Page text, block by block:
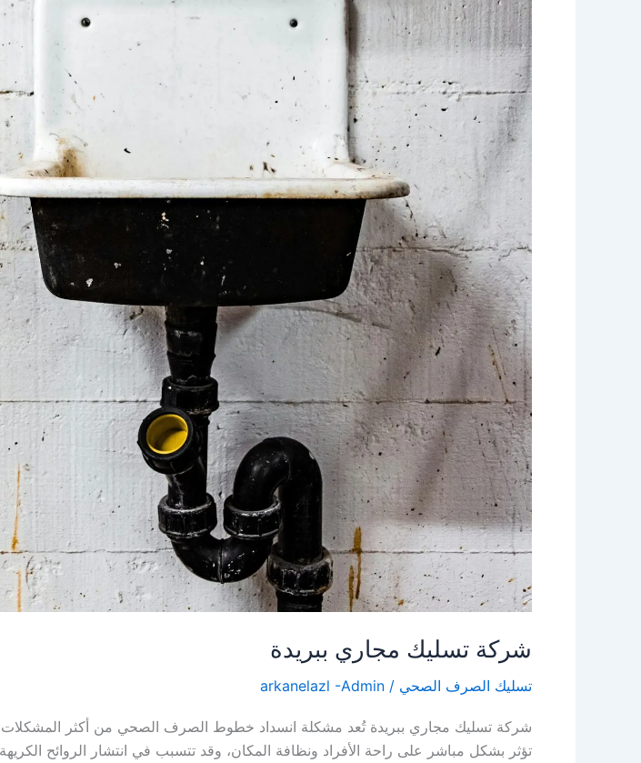
شركة تسليك مجاري ببريدة
تسليك الصرف الصحي /
arkanelazl -Admin
شركة تسليك مجاري ببريدة تُعد مشكلة انسداد خطوط الصرف الصحي من أكثر المشكلات
تؤثر بشكل مباشر على راحة الأفراد ونظافة المكان، وقد تتسبب في انتشار الروائح